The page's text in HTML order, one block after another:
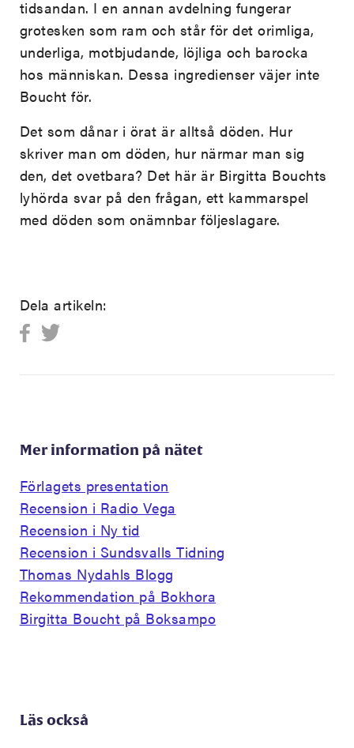
tidsandan. I en annan avdelning fungerar
grotesken som ram och står för det orimliga,
underliga, motbjudande, löjliga och barocka
hos människan. Dessa ingredienser väjer inte
Boucht för.
Det som dånar i örat är alltså döden. Hur
skriver man om döden, hur närmar man sig
den, det ovetbara? Det här är Birgitta Bouchts
lyhörda svar på den frågan, ett kammarspel
med döden som onämnbar följeslagare.
Dela artikeln:
Mer information på nätet
Förlagets presentation
Recension i Radio Vega
Recension i Ny tid
Recension i Sundsvalls Tidning
Thomas Nydahls Blogg
Rekommendation på Bokhora
Birgitta Boucht på Boksampo
Läs också